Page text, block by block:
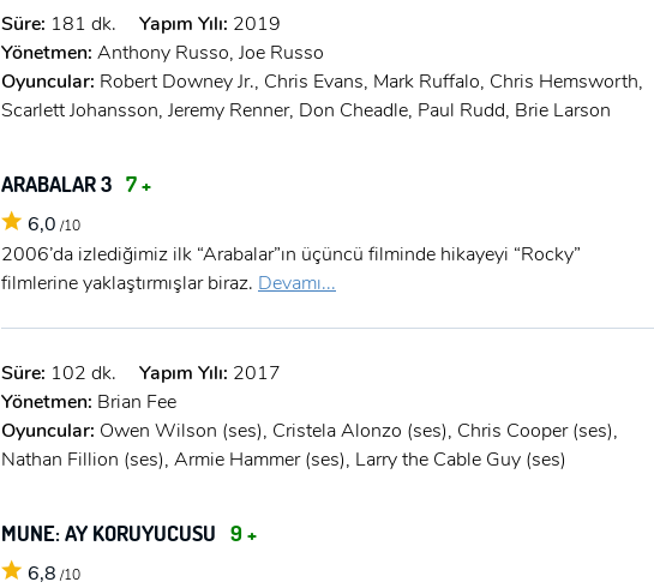
E-Posta:
Şifre:
ÜYE OL
Şifre:
Süre: 181 dk. Yapım Yılı: 2019
Yönetmen: Anthony Russo, Joe Russo
Oyuncular: Robert Downey Jr., Chris Evans, Mark Ruffalo, Chris Hemsworth,
Scarlett Johansson, Jeremy Renner, Don Cheadle, Paul Rudd, Brie Larson
ARABALAR 3 7 +
6,0 /10
2006’da izlediğimiz ilk “Arabalar”ın üçüncü filminde hikayeyi “Rocky”
filmlerine yaklaştırmışlar biraz. Devamı...
Süre: 102 dk. Yapım Yılı: 2017
Yönetmen: Brian Fee
Oyuncular: Owen Wilson (ses), Cristela Alonzo (ses), Chris Cooper (ses),
Nathan Fillion (ses), Armie Hammer (ses), Larry the Cable Guy (ses)
MUNE: AY KORUYUCUSU 9 +
6,8 /10